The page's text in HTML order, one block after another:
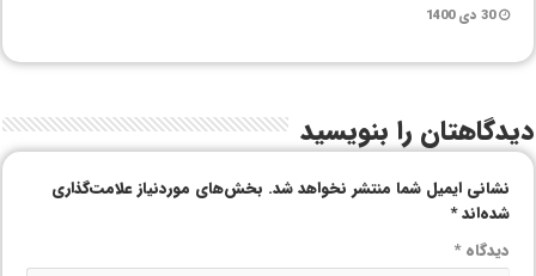
30 دی 1400
دیدگاهتان را بنویسید
نشانی ایمیل شما منتشر نخواهد شد. بخش‌های موردنیاز علامت‌گذاری
شده‌اند*
دیدگاه*